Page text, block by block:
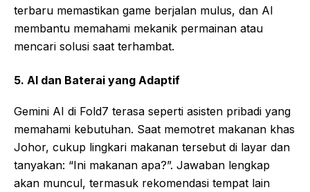
terbaru memastikan game berjalan mulus, dan AI
membantu memahami mekanik permainan atau
mencari solusi saat terhambat.
5. AI dan Baterai yang Adaptif
Gemini AI di Fold7 terasa seperti asisten pribadi yang
memahami kebutuhan. Saat memotret makanan khas
Johor, cukup lingkari makanan tersebut di layar dan
tanyakan: “Ini makanan apa?”. Jawaban lengkap
akan muncul, termasuk rekomendasi tempat lain